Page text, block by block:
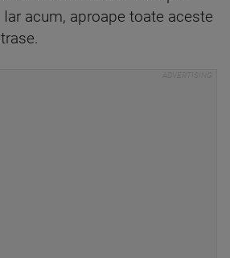
acum, aproape toate aceste